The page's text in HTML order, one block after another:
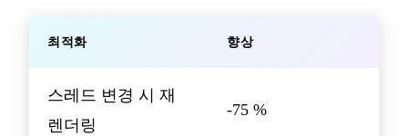
최적화 향상
스레드 변경 시 재
렌더링
-75 %